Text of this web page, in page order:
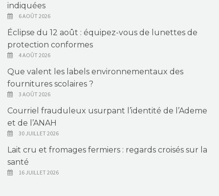
indiquées
6 AOÛT 2026
Éclipse du 12 août : équipez-vous de lunettes de
protection conformes
4 AOÛT 2026
Que valent les labels environnementaux des
fournitures scolaires ?
3 AOÛT 2026
Courriel frauduleux usurpant l’identité de l’Ademe
et de l’ANAH
30 JUILLET 2026
Lait cru et fromages fermiers : regards croisés sur la
santé
16 JUILLET 2026